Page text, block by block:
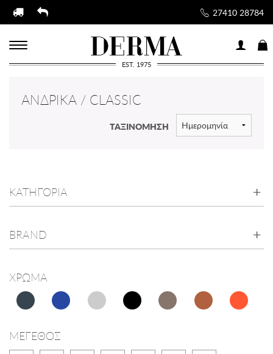
27410 28784
EST. 1975
ΑΝΔΡΙΚΆ / CLASSIC
ΤΑΞΙΝΟΜΗΣΗ
ΚΑΤΗΓΟΡΙΑ
BRAND
ΧΡΩΜΑ
ΜΕΓΕΘΟΣ